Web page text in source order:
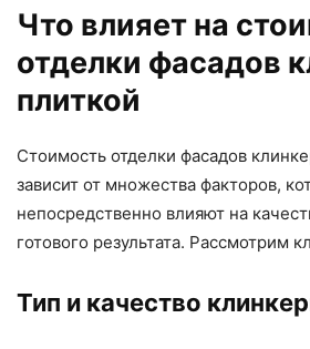
Что влияет на
отделки фасадов
плиткой
Стоимость отделки фасадов
зависит от множества факторов,
непосредственно влияют на
готового результата. Рассмотрим
Тип и качество